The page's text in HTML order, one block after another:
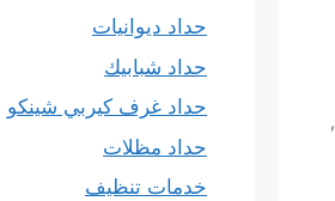
,
حداد ديوانيات
حداد شبابيك
حداد غرف كيربي شينكو
حداد مظلات
خدمات تنظيف